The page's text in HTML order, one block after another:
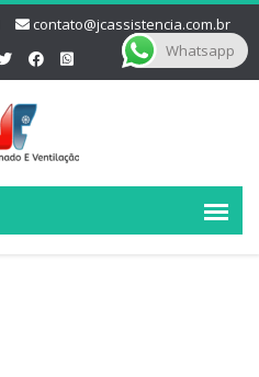
contato@jcassistencia.com.br
Whatsapp